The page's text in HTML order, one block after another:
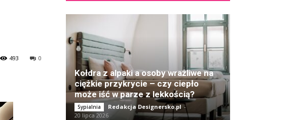
0
493
Kołdra z alpaki a osoby wrażliwe na
ciężkie przykrycie – czy ciepło
może iść w parze z lekkością?
Sypialnia Redakcja Designersko.pl -
20 lipca 2026